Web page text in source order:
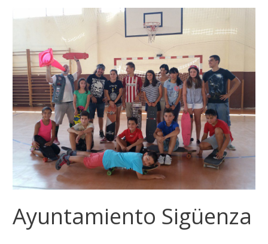
Ayuntamiento Sigüenza
Ayuntamiento